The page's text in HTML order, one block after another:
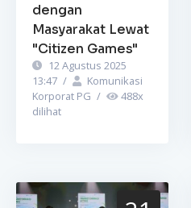
dengan
Masyarakat Lewat
"Citizen Games"
12 Agustus 2025
13:47 /
Komunikasi
Korporat PG / 488x
dilihat